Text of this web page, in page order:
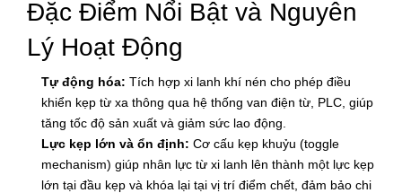
Đặc Điểm Nổi Bật và Nguyên
Lý Hoạt Động
Tự động hóa: Tích hợp xi lanh khí nén cho phép điều
khiển kẹp từ xa thông qua hệ thống van điện từ, PLC, giúp
tăng tốc độ sản xuất và giảm sức lao động.
Lực kẹp lớn và ổn định: Cơ cấu kẹp khuỷu (toggle
mechanism) giúp nhân lực từ xi lanh lên thành một lực kẹp
lớn tại đầu kẹp và khóa lại tại vị trí điểm chết, đảm bảo chi